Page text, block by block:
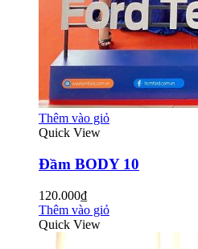
Thêm vào giỏ
Quick View
Đầm BODY 10
120.000₫
Thêm vào giỏ
Quick View